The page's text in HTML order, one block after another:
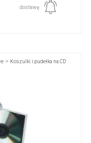
dostawę
> Koszulki i pudełka na CD